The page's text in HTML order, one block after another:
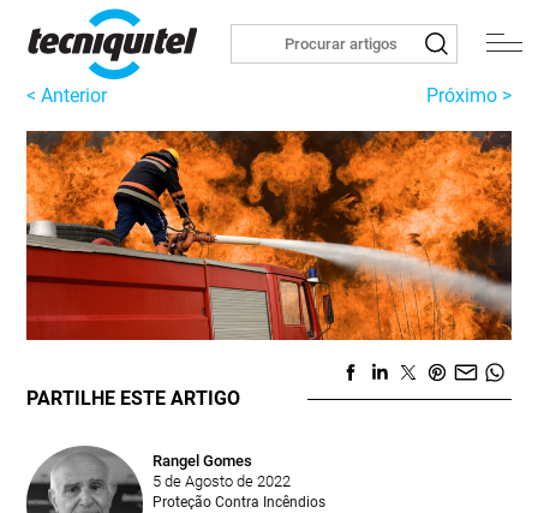
< Anterior Próximo >
PARTILHE ESTE ARTIGO
Rangel Gomes
5 de Agosto de 2022
Proteção Contra Incêndios